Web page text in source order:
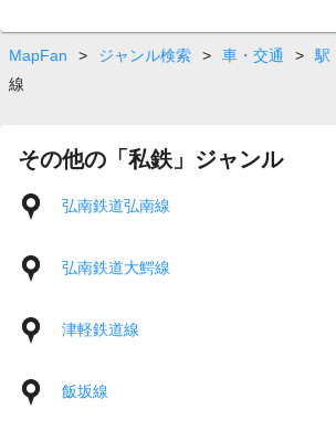
MapFan > ジャンル検索 > 車・交通 > 駅
線
その他の「私鉄」ジャンル
弘南鉄道弘南線
弘南鉄道大鰐線
津軽鉄道線
飯坂線